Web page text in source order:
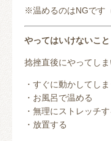
※温めるのはNGです
やってはいけないこと
捻挫直後にやってし
・すぐに動かしてしま
・お風呂で温める
・無理にストレッチす
・放置する